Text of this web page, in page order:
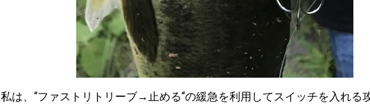
私は、‘‘ファストリトリーブ→止める‘‘の緩急を利用してスイッチを入れる